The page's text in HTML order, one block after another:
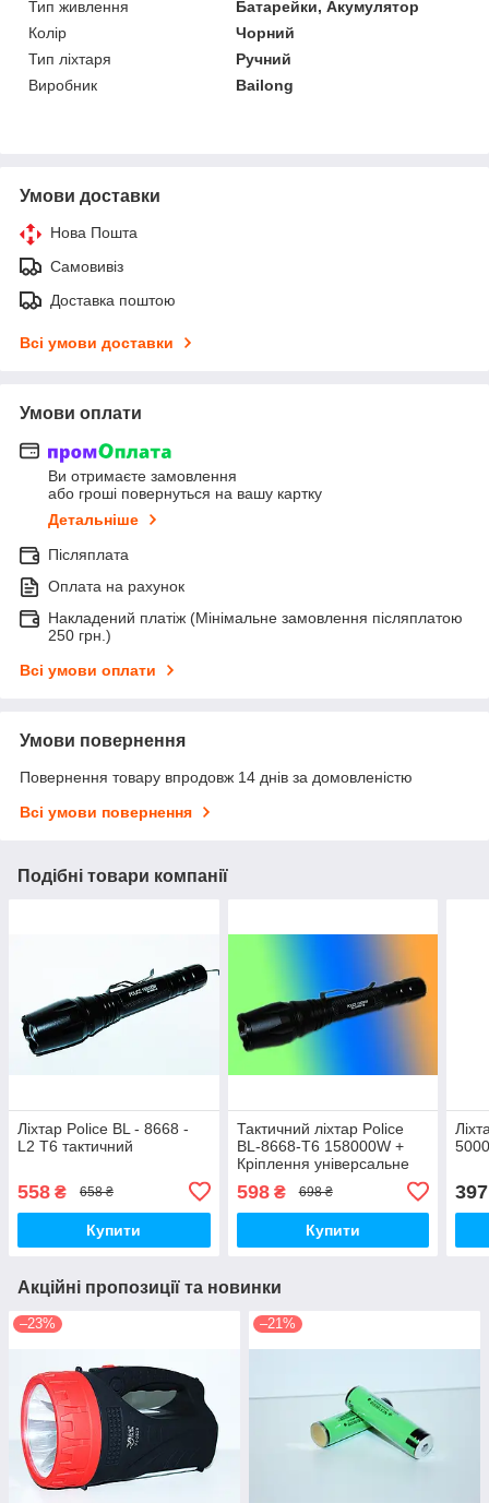
Тип живлення
Батарейки, Акумулятор
Колір
Чорний
Тип ліхтаря
Ручний
Виробник
Bailong
Умови доставки
Нова Пошта
Самовивіз
Доставка поштою
Всі умови доставки
Умови оплати
Ви отримаєте замовлення
або гроші повернуться на вашу картку
Детальніше
Післяплата
Оплата на рахунок
Накладений платіж (Мінімальне замовлення післяплатою
250 грн.)
Всі умови оплати
Умови повернення
Повернення товару впродовж 14 днів за домовленістю
Всі умови повернення
Подібні товари компанії
Ліхтар Police BL - 8668 -
L2 T6 тактичний
558 ₴ 658 ₴
Купити
Тактичний ліхтар Police
BL-8668-T6 158000W +
Кріплення універсальне
598₴ 698 ₴
Купити
397
Акційні пропозиції та новинки
–23% –21%